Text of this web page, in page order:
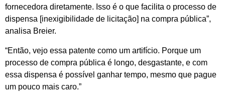
fornecedora diretamente. Isso é o que facilita o processo de
dispensa [inexigibilidade de licitação] na compra pública”,
analisa Breier.
“Então, vejo essa patente como um artifício. Porque um
processo de compra pública é longo, desgastante, e com
essa dispensa é possível ganhar tempo, mesmo que pague
um pouco mais caro.”